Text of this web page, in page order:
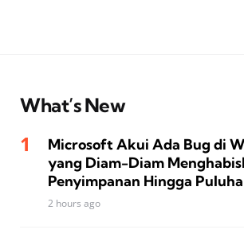
What’s New
Microsoft Akui Ada Bug di
yang Diam-Diam
Penyimpanan Hingga
2 hours ago